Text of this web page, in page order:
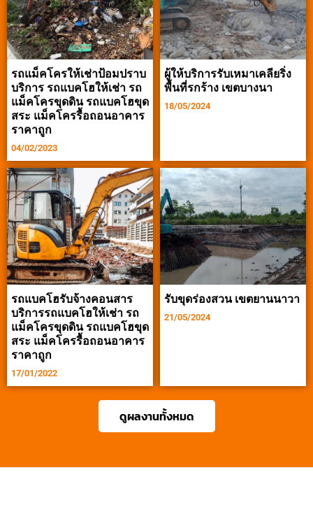
รถแม็คโครให้เช่าป้อมปราบ
บริการ รถแบคโฮให้เช่า รถ
แม็คโครขุดดิน รถแบคโฮขุด
สระ แม็คโครรื้อถอนอาคาร
ราคาถูก
04/02/2023
ผู้ให้บริการรับเหมาเคลียริ่ง
พื้นที่รกร้าง เขตบางนา
18/05/2024
รถแบคโฮรับจ้างคอนสาร
บริการรถแบคโฮให้เช่า รถ
แม็คโครขุดดิน รถแบคโฮขุด
สระ แม็คโครรื้อถอนอาคาร
ราคาถูก
17/01/2022
รับขุดร่องสวน เขตยานนาวา
21/05/2024
ดูผลงานทั้งหมด